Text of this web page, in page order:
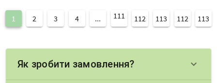
1 2 3 4 ... 111 112 113 112 113
Як зробити замовлення? keyboard_arrow_down